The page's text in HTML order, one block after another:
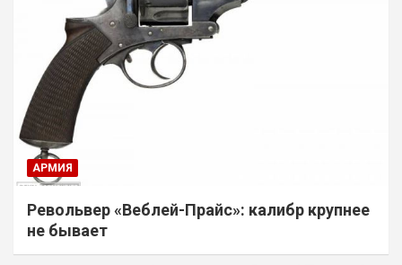
АРМИЯ
Револьвер «Веблей-Прайс»: калибр крупнее
не бывает